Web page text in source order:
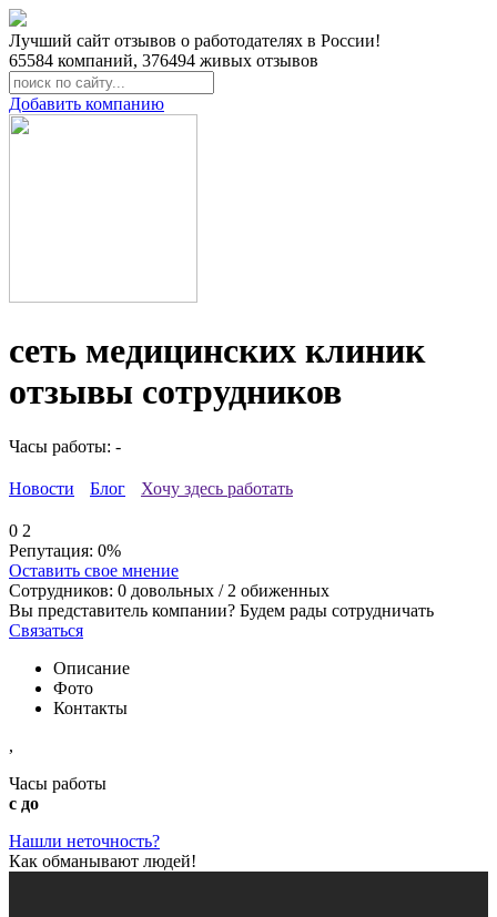
Лучший сайт отзывов о работодателях в России!
65584 компаний, 376494 живых отзывов
Добавить компанию
сеть медицинских клиник
отзывы сотрудников
Часы работы: -
Новости Блог Хочу здесь работать
0 2
Репутация: 0%
Оставить свое мнение
Сотрудников: 0 довольных / 2 обиженных
Вы представитель компании? Будем рады сотрудничать
Связаться
Описание
Фото
Контакты
,
Часы работы
с до
Нашли неточность?
Как обманывают людей!